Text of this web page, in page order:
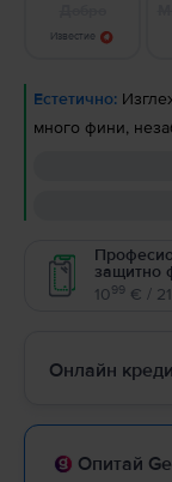
Известие
Естетично:
много фини,
защитно
1099 € / 21
Онлайн
Опитай